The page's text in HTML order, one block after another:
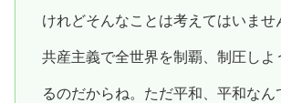
けれどそんなことは考えてはいませ
共産主義で全世界を制覇、制圧しよ
るのだからね。ただ平和、平和なん